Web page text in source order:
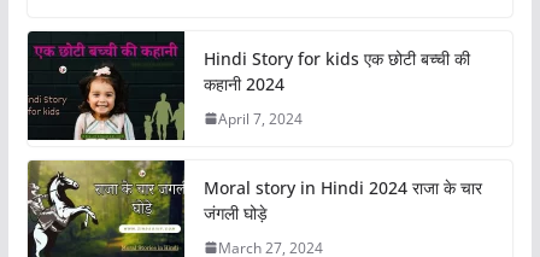
c
e
b
o
o
k
st
o
d
o
n
e
Hindi Story for kids एक छोटी बच्ची की
कहानी 2024
April 7, 2024
Moral story in Hindi 2024 राजा के चार
जंगली घोड़े
March 27, 2024